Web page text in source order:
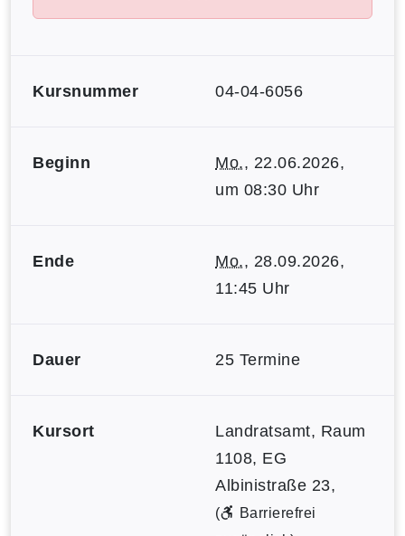
Kursnummer 04-04-6056
Beginn Mo., 22.06.2026,
um 08:30 Uhr
Ende Mo., 28.09.2026,
11:45 Uhr
Dauer 25 Termine
Kursort
Landratsamt, Raum
1108, EG
Albinistraße 23,
(
Barrierefrei